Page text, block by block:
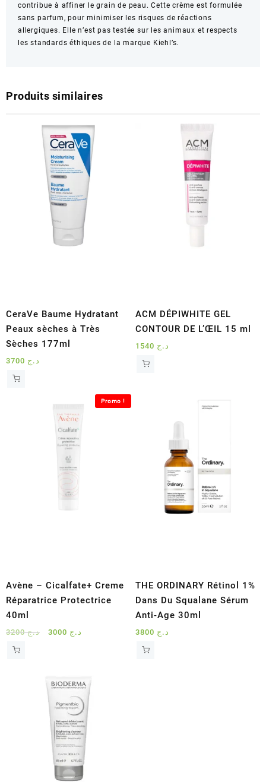
contribue à affiner le grain de peau. Cette crème est formulée
sans parfum, pour minimiser les risques de réactions
allergiques. Elle n’est pas testée sur les animaux et respects
les standards éthiques de la marque Kiehl’s.
Produits similaires
CeraVe Baume Hydratant
Peaux sèches à Très
Sèches 177ml
د.ج
ACM DÉPIWHITE GEL
CONTOUR DE L’ŒIL 15 ml
د.ج
Promo !
Avène – Cicalfate+ Creme
Réparatrice Protectrice
40ml
د.ج3200
Le
د.ج 3200.
د.ج
THE ORDINARY Rétinol 1%
Dans Du Squalane Sérum
Anti-Age 30ml
د.ج